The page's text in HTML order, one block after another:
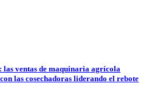
ventas de maquinaria agrícola
las cosechadoras liderando el rebote